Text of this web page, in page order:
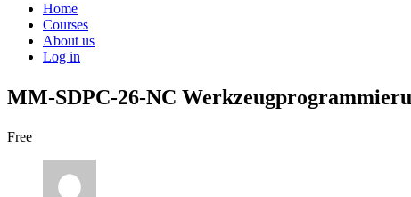
Home
Courses
About us
Log in
MM-SDPC-26-NC
Free